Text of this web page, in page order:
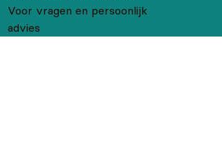
Voor vragen en persoonlijk
advies